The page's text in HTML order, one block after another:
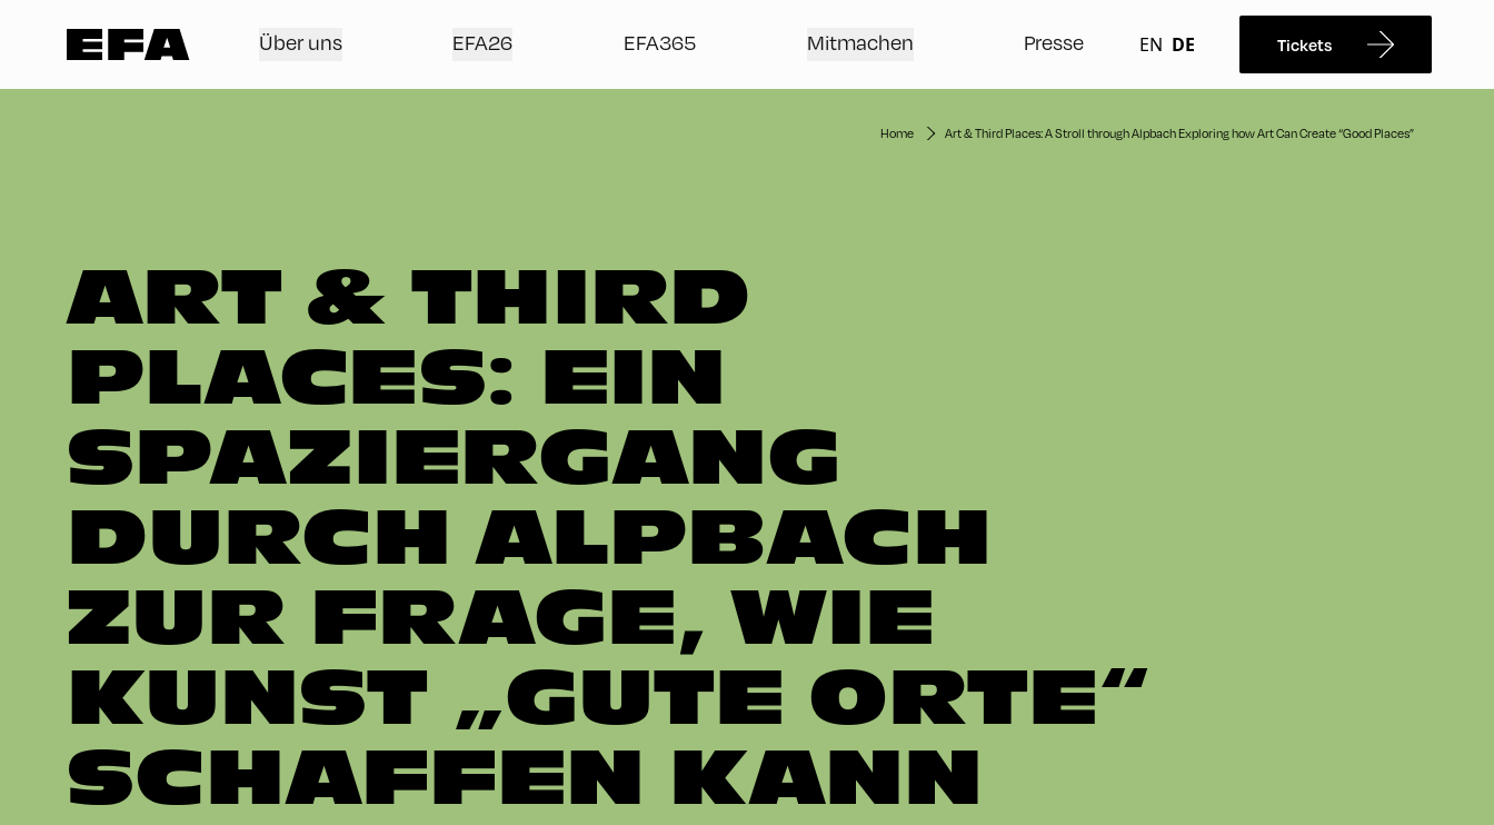
Über uns EFA26 EFA365 Mitmachen Presse EN DE Tickets
Home Art & Third Places: A Stroll through Alpbach Exploring how Art Can Create “Good Places”
ART & THIRD
PLACES: EIN
SPAZIERGANG
DURCH ALPBACH
ZUR FRAGE, WIE
KUNST „GUTE ORTE“
SCHAFFEN KANN